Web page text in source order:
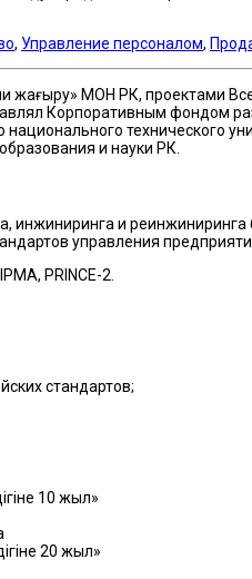
, Управление персоналом,
МОН РК, проектами
Корпоративным фондом
национального технического
и науки РК.
и реинжиниринга
управления
PRINCE-2.
стандартов;
10 жыл»
20 жыл»